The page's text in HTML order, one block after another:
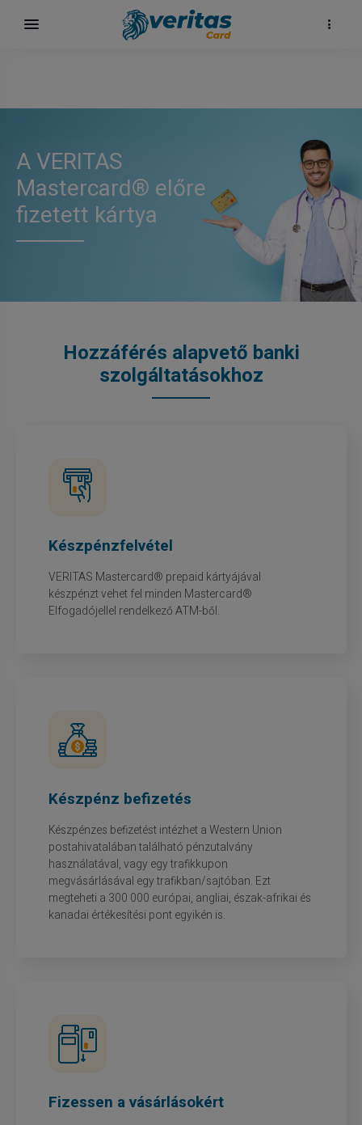
A VERITAS
Mastercard® előre
fizetett kártya
Hozzáférés alapvető banki
szolgáltatásokhoz
Készpénzfelvétel
VERITAS Mastercard® prepaid kártyájával
készpénzt vehet fel minden Mastercard®
Elfogadójellel rendelkező ATM-ből.
Készpénz befizetés
Készpénzes befizetést intézhet a Western Union
postahivatalában található pénzutalvány
használatával, vagy egy trafikkupon
megvásárlásával egy trafikban/sajtóban. Ezt
megteheti a 300 000 európai, angliai, észak-afrikai és
kanadai értékesítési pont egyikén is.
Fizessen a vásárlásokért